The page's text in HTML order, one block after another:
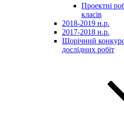
Проектні
класів
2018-2019 н.р.
2017-2018 н.р.
Щорічний
дослідних робіт